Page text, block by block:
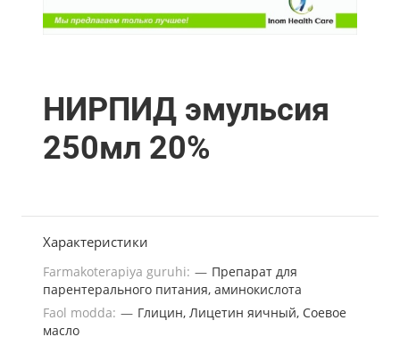
НИРПИД эмульсия
250мл 20%
Характеристики
Farmakoterapiya guruhi: — Препарат для
парентерального питания, аминокислота
Faol modda: — Глицин, Лицетин яичный, Соевое
масло